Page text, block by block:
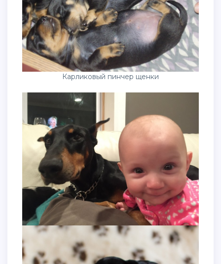
Карликовый пинчер щенки